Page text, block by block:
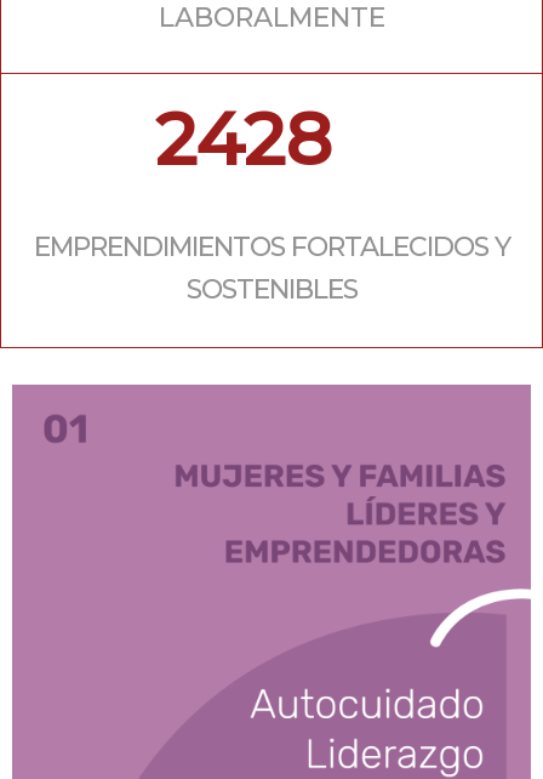
LABORALMENTE
2428
EMPRENDIMIENTOS FORTALECIDOS Y
SOSTENIBLES